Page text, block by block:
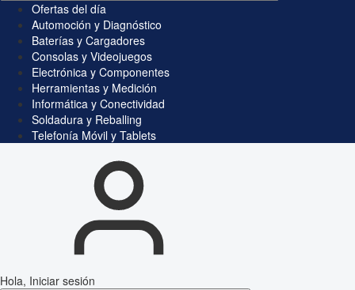
Ofertas del día
Automoción y Diagnóstico
Baterías y Cargadores
Consolas y Videojuegos
Electrónica y Componentes
Herramientas y Medición
Informática y Conectividad
Soldadura y Reballing
Telefonía Móvil y Tablets
Hola, Iniciar sesión